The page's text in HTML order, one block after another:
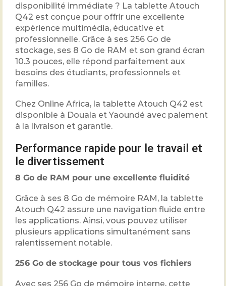
disponibilité immédiate ? La tablette Atouch
Q42 est conçue pour offrir une excellente
expérience multimédia, éducative et
professionnelle. Grâce à ses 256 Go de
stockage, ses 8 Go de RAM et son grand écran
10.3 pouces, elle répond parfaitement aux
besoins des étudiants, professionnels et
familles.
Chez Online Africa, la tablette Atouch Q42 est
disponible à Douala et Yaoundé avec paiement
à la livraison et garantie.
Performance rapide pour le travail et
le divertissement
8 Go de RAM pour une excellente fluidité
Grâce à ses 8 Go de mémoire RAM, la tablette
Atouch Q42 assure une navigation fluide entre
les applications. Ainsi, vous pouvez utiliser
plusieurs applications simultanément sans
ralentissement notable.
256 Go de stockage pour tous vos fichiers
Avec ses 256 Go de mémoire interne, cette